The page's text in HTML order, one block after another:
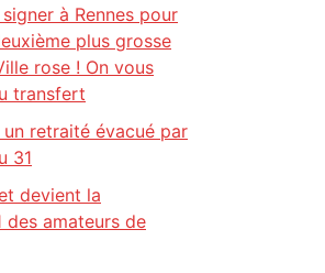
à Rennes pour
plus grosse
rose ! On vous
transfert
retraité évacué par
31
devient la
des amateurs de